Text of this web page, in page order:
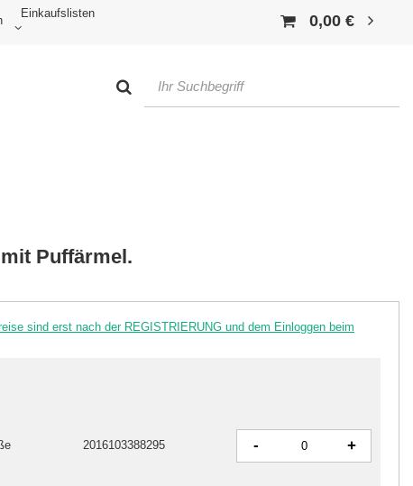
Einkaufslisten 0,00 €
Puffärmel.
sind erst nach der REGISTRIERUNG und dem Einloggen beim
2016103388295 - +